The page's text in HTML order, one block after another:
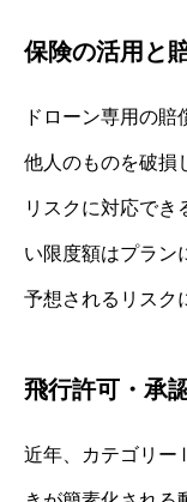
保険の活用と
ドローン専用の
他人のものを破損
リスクに対応でき
い限度額はプラン
予想されるリスク
飛行許可・承
近年、カテゴリー